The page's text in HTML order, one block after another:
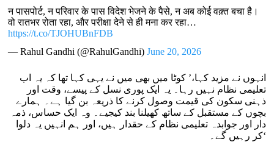
न पासपोर्ट, न परिवार के पास विदेश भेजने के पैसे, न अब कोई वक़्त बचा है।
वो रातभर रोता रहा, और परीक्षा देने से ही मना कर रहा…
https://t.co/TJOHUBnFDB
— Rahul Gandhi (@RahulGandhi)June 20, 2026
انہوں نے مزید کہا،’ کوٹا میں بھی میں نے یہی کہا تھا کہ یہ اب
تعلیمی نظام نہیں رہا۔ یہ ایک پوری نسل کے پیسے، وقت اور
ذہنی سکون کی قیمت وصول کرنے کا ذریعہ بن گیا ہے۔ ہمارے
بچوں کے مستقبل کے ساتھ کھیلنا بند کیجیے۔ وہ ایک حساس، ذمہ
دار اور جوابدہ تعلیمی نظام کے حقدار ہیں، اور ہم انہیں یہ دلوا
کر رہیں گے۔‘